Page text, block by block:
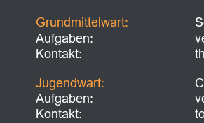
Grundmittelwart:
Aufgaben:
Kontakt:
Jugendwart:
Aufgaben:
Kontakt: